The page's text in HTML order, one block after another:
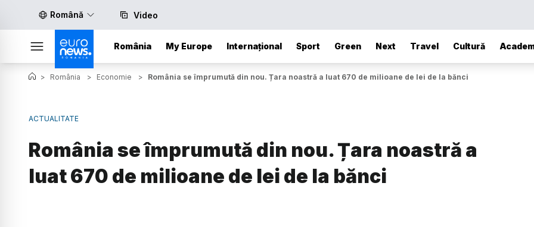
Română Video
România My Europe Internațional Sport Green Next Travel Cultură
> România > Economie > România se împrumută din nou. Țara noastră a luat 670 de milioane de lei de la bănci
ACTUALITATE
România se împrumută din nou. Țara noastră a
luat 670 de milioane de lei de la bănci